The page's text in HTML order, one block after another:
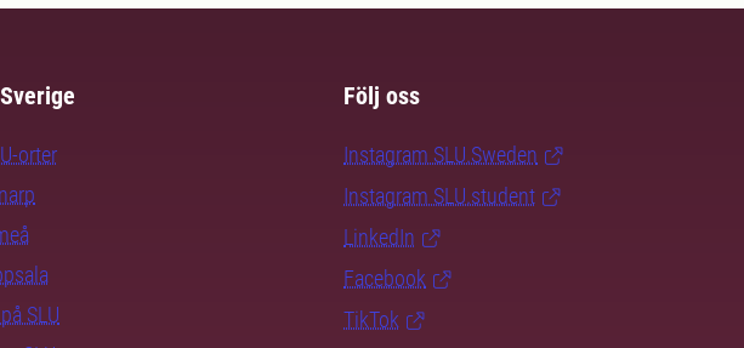
orter
SLU
Följ oss
Instagram SLU.Sweden
Instagram SLU.student
LinkedIn
Facebook
TikTok